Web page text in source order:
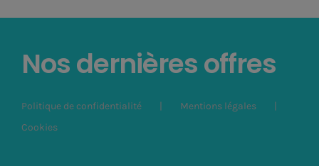
Nos dernières offres
Politique de confidentialité
Mentions légales
Cookies